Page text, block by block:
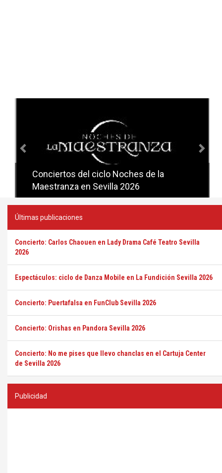
Conciertos del ciclo Noches de la
Maestranza en Sevilla 2026
Conciertos del ciclo Candlelight en
Sevilla
Últimas publicaciones
Concierto: Carlos Chaouen en Lady Drama Café Teatro Sevilla
2026
Espectáculos: ciclo de Danza Mobile en La Fundición Sevilla 2026
Concierto: Puertafalsa en FunClub Sevilla 2026
Concierto: Orishas en Pandora Sevilla 2026
Concierto: No me pises que llevo chanclas en el Cartuja Center
de Sevilla 2026
Publicidad